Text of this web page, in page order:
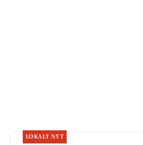
LOKALT NYT